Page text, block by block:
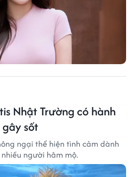
Nhật Trường có hành
sốt
ngại thể hiện tình cảm dành
người hâm mộ.